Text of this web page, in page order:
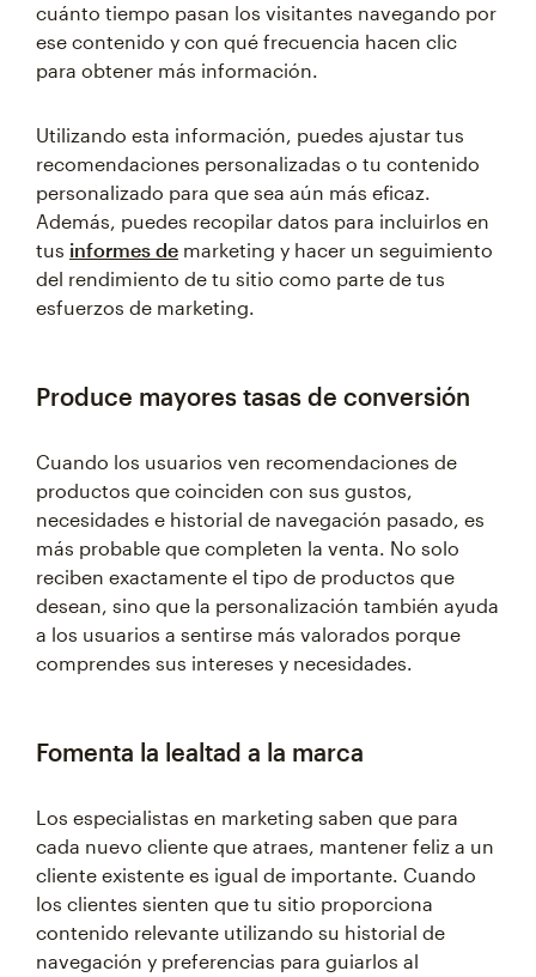
cuánto tiempo pasan los visitantes navegando por
ese contenido y con qué frecuencia hacen clic
para obtener más información.
Utilizando esta información, puedes ajustar tus
recomendaciones personalizadas o tu contenido
personalizado para que sea aún más eficaz.
Además, puedes recopilar datos para incluirlos en
tus informes de marketing y hacer un seguimiento
del rendimiento de tu sitio como parte de tus
esfuerzos de marketing.
Produce mayores tasas de conversión
Cuando los usuarios ven recomendaciones de
productos que coinciden con sus gustos,
necesidades e historial de navegación pasado, es
más probable que completen la venta. No solo
reciben exactamente el tipo de productos que
desean, sino que la personalización también ayuda
a los usuarios a sentirse más valorados porque
comprendes sus intereses y necesidades.
Fomenta la lealtad a la marca
Los especialistas en marketing saben que para
cada nuevo cliente que atraes, mantener feliz a un
cliente existente es igual de importante. Cuando
los clientes sienten que tu sitio proporciona
contenido relevante utilizando su historial de
navegación y preferencias para guiarlos al